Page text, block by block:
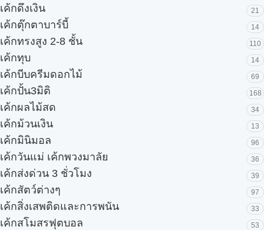
เค้กดึงเงิน 21
เค้กตุ๊กตาบาร์บี้ 14
เค้กทรงสูง 2-8 ชั้น 110
เค้กทุบ 14
เค้กบีบครีมดอกไม้ 69
เค้กปั้น3มิติ 168
เค้กผลไม้สด 34
เค้กม้วนเงิน 13
เค้กมินิมอล 96
เค้กวันแม่ เค้กพวงมาลัย 36
เค้กส่งด่วน 3 ชั่วโมง 39
เค้กสัตว์ต่างๆ 97
เค้กสิ่งเสพติดและการพนัน 33
เค้กสโมสรฟุตบอล 53